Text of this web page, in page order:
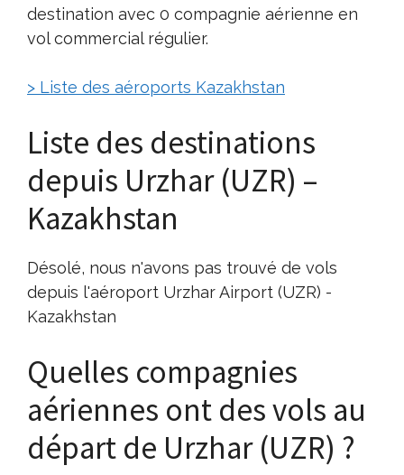
destination avec 0 compagnie aérienne en
vol commercial régulier.
> Liste des aéroports Kazakhstan
Liste des destinations
depuis Urzhar (UZR) –
Kazakhstan
Désolé, nous n'avons pas trouvé de vols
depuis l'aéroport Urzhar Airport (UZR) -
Kazakhstan
Quelles compagnies
aériennes ont des vols au
départ de Urzhar (UZR) ?